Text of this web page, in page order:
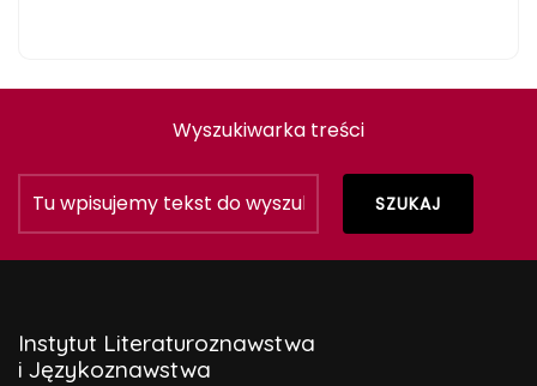
Wyszukiwarka treści
Instytut Literaturoznawstwa
i Językoznawstwa